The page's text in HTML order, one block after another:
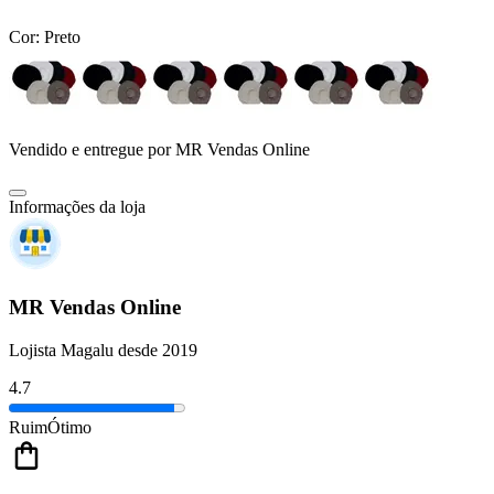
Cor: Preto
Vendido e entregue por MR Vendas Online
Informações da loja
MR Vendas Online
Lojista Magalu desde 2019
4.7
RuimÓtimo